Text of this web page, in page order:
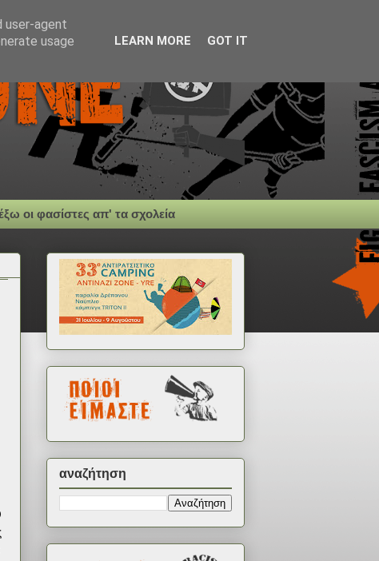
οι φασίστες απ' τα σχολεία
αναζήτηση
user-agent
usage
LEARN MORE GOT IT